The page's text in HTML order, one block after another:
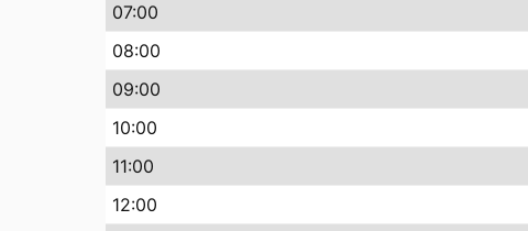
07:00
08:00
09:00
10:00
11:00
12:00